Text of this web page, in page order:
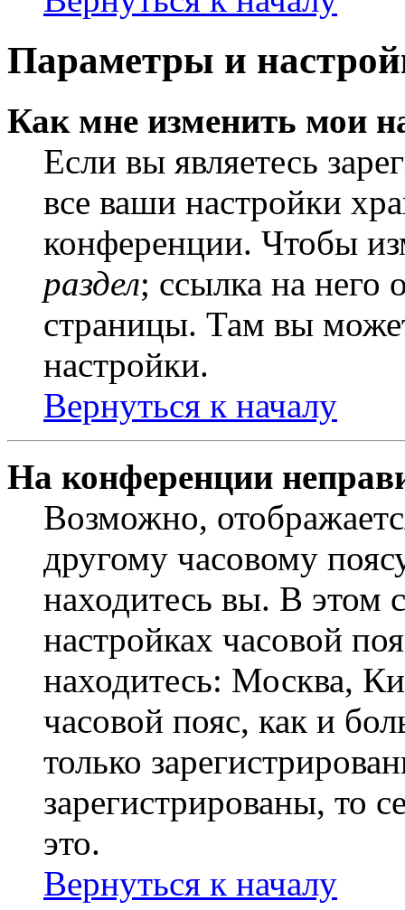
Параметры и
Как мне изменить мои
Если вы являетесь
все ваши настройки
конференции. Чтобы
раздел; ссылка на него
страницы. Там вы
настройки.
Вернуться к началу
На конференции
Возможно,
другому часовому
находитесь вы. В этом
настройках часовой
находитесь: Москва,
часовой пояс, как и
только
зарегистрированы, то
это.
Вернуться к началу